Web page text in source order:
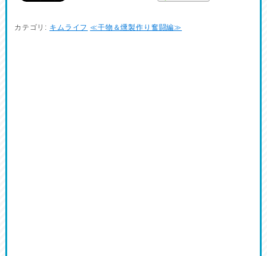
カテゴリ: キムライフ ≪干物＆燻製作り奮闘編≫